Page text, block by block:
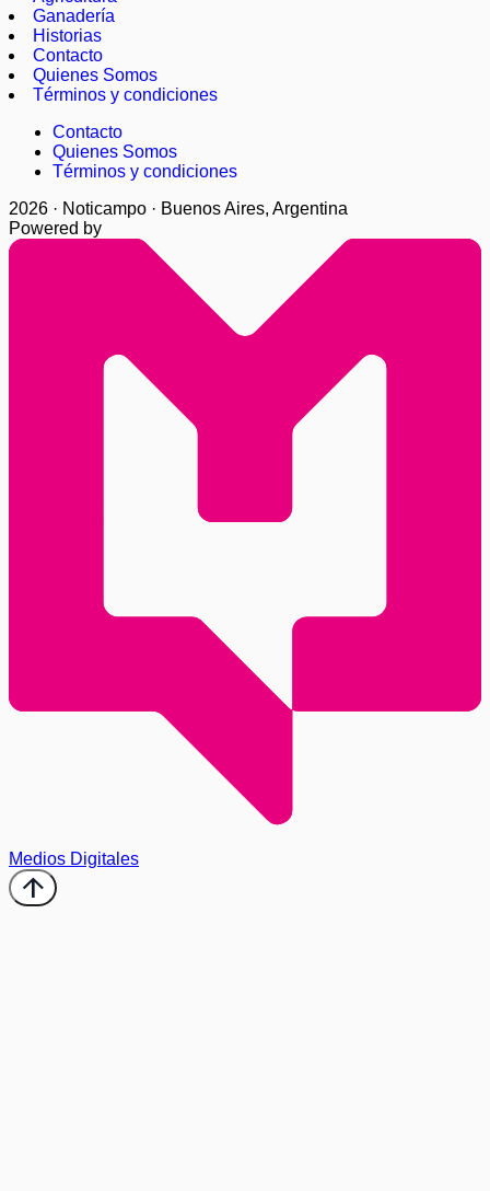
Ganadería
Historias
Contacto
Quienes Somos
Términos y condiciones
Contacto
Quienes Somos
Términos y condiciones
2026 · Noticampo · Buenos Aires, Argentina
Powered by
Medios Digitales
arrow_upward